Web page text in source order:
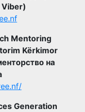
Mentoring
Kërkimor
на
Generation